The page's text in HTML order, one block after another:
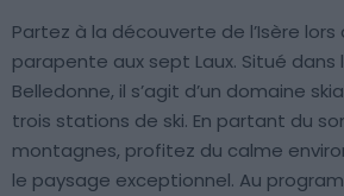
Partez à la découverte de l’Isère
parapente aux sept Laux. Situé dans
Belledonne, il s’agit d’un domaine
trois stations de ski. En partant du
montagnes, profitez du calme
le paysage exceptionnel. Au